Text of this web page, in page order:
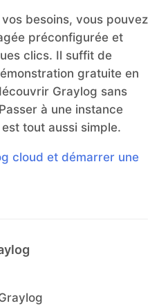
besoins, vous pouvez
préconfigurée et
clics. Il suffit de
gratuite en
Graylog sans
à une instance
tout aussi simple.
cloud et démarrer une